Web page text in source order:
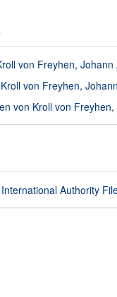
von Freyhen,
von Freyhen,
von Kroll von
Authority